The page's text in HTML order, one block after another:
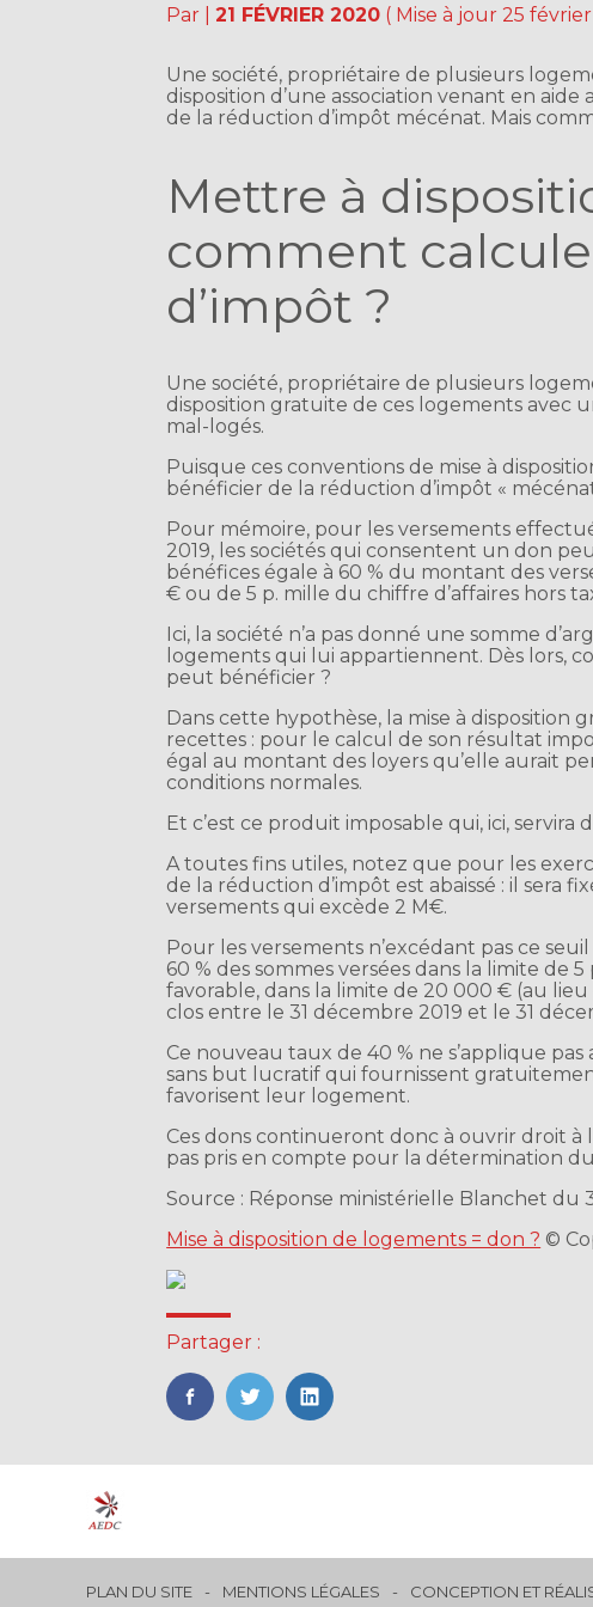
Par |21 FÉVRIER 2020 ( Mise à jour 25
Une société, propriétaire de plusieurs
disposition d’une association venant en
de la réduction d’impôt mécénat. Mais
Mettre à
comment
d’impôt ?
Une société, propriétaire de plusieurs
disposition gratuite de ces logements avec
mal-logés.
Puisque ces conventions de mise à
bénéficier de la réduction d’impôt «
Pour mémoire, pour les versements
2019, les sociétés qui consentent un don
bénéfices égale à 60 % du montant des
€ ou de 5 p. mille du chiffre d’affaires hors
Ici, la société n’a pas donné une somme
logements qui lui appartiennent. Dès lors,
peut bénéficier ?
Dans cette hypothèse, la mise à
recettes : pour le calcul de son résultat
égal au montant des loyers qu’elle aurait
conditions normales.
Et c’est ce produit imposable qui, ici,
A toutes fins utiles, notez que pour les
de la réduction d’impôt est abaissé : il sera
versements qui excède 2 M€.
Pour les versements n’excédant pas ce
60 % des sommes versées dans la limite de
favorable, dans la limite de 20 000 € (au
clos entre le 31 décembre 2019 et le 31
Ce nouveau taux de 40 % ne s’applique
sans but lucratif qui fournissent
favorisent leur logement.
Ces dons continueront donc à ouvrir droit
pas pris en compte pour la détermination
Source : Réponse ministérielle Blanchet du
Mise à disposition de logements = don ? ©
Partager :
FaceBook
TwitterLinkedIn
Footer
PLAN DU SITE MENTIONS LÉGALES CONCEPTION ET